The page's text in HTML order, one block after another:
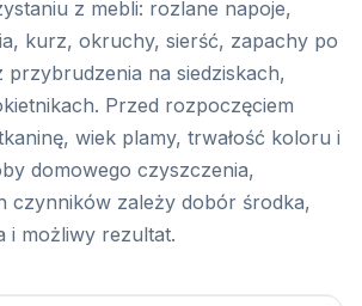
z mebli: rozlane napoje,
kurz, okruchy, sierść, zapachy po
przybrudzenia na siedziskach,
Przed rozpoczęciem
wiek plamy, trwałość koloru i
domowego czyszczenia,
czynników zależy dobór środka,
i możliwy rezultat.